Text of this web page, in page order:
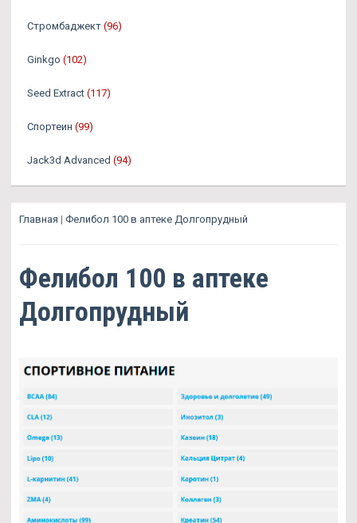
Стромбаджект (96)
Ginkgo (102)
Seed Extract (117)
Спортеин (99)
Jack3d Advanced (94)
Главная | Фелибол 100 в аптеке Долгопрудный
Фелибол 100 в аптеке
Долгопрудный